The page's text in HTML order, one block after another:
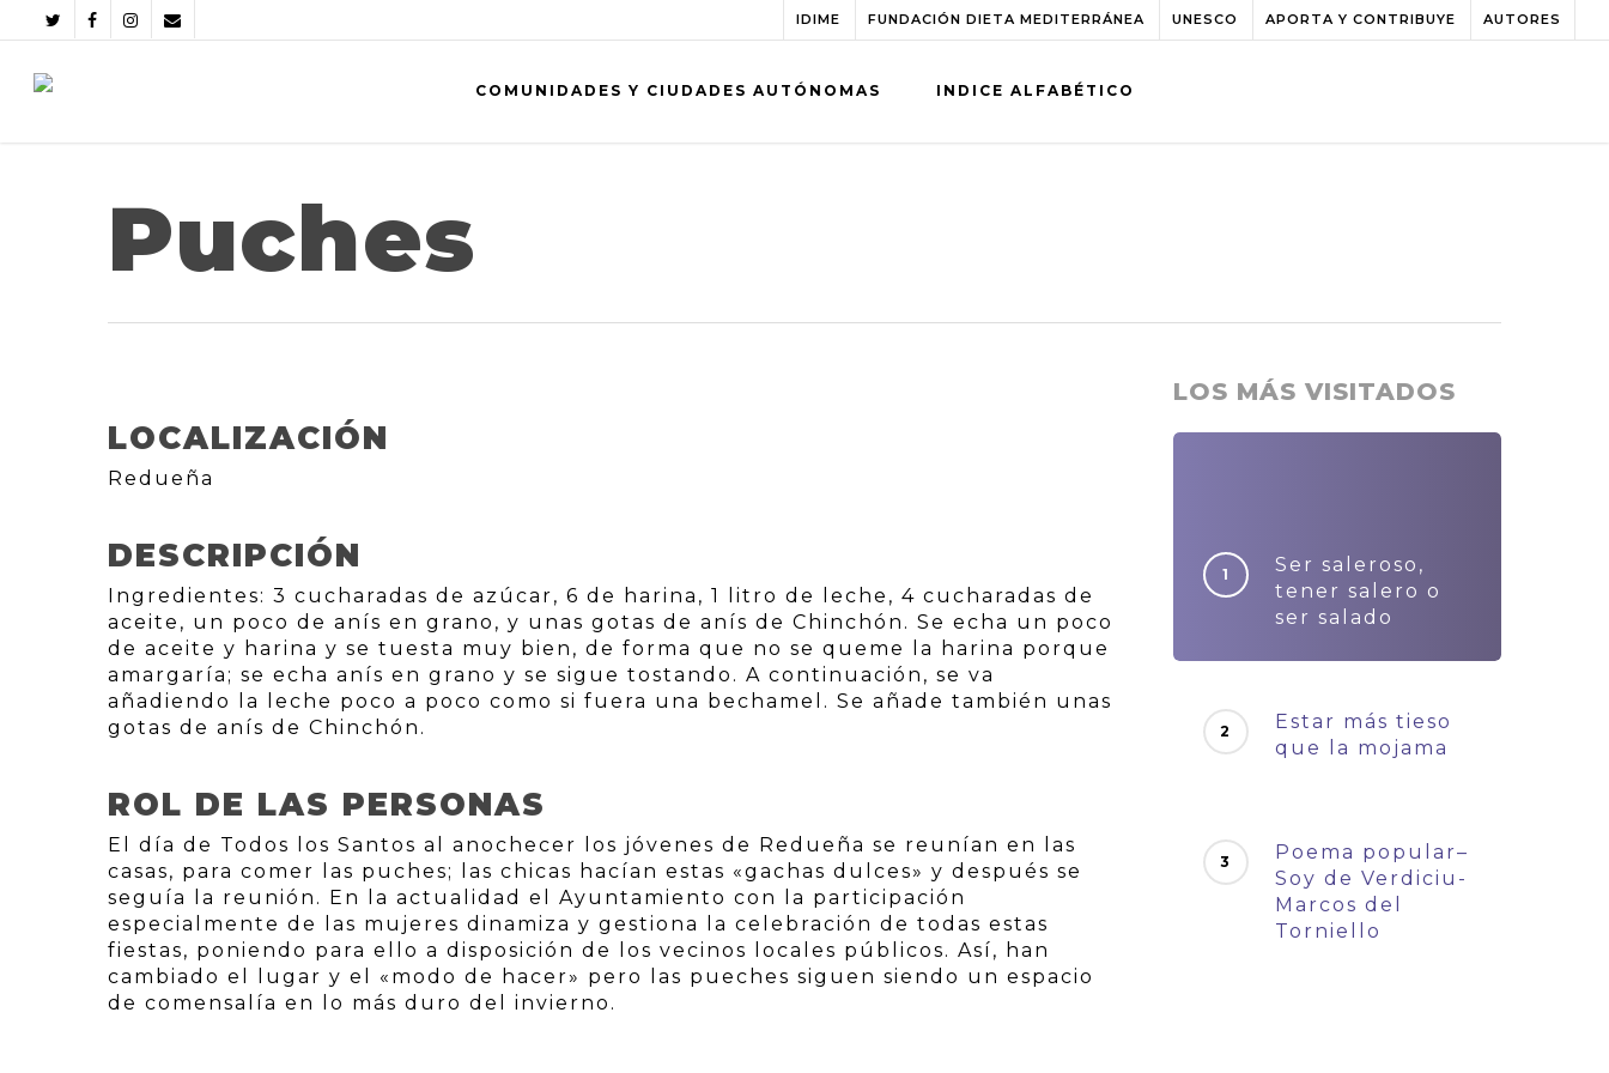
IDIME FUNDACIÓN DIETA MEDITERRÁNEA UNESCO APORTA Y CONTRIBUYE AUTORES
COMUNIDADES Y CIUDADES AUTÓNOMAS INDICE ALFABÉTICO
Puches
LOCALIZACIÓN
Redueña
DESCRIPCIÓN
Ingredientes: 3 cucharadas de azúcar, 6 de harina, 1 litro de leche, 4 cucharadas de
aceite, un poco de anís en grano, y unas gotas de anís de Chinchón. Se echa un poco
de aceite y harina y se tuesta muy bien, de forma que no se queme la harina porque
amargaría; se echa anís en grano y se sigue tostando. A continuación, se va
añadiendo la leche poco a poco como si fuera una bechamel. Se añade también unas
gotas de anís de Chinchón.
ROL DE LAS PERSONAS
El día de Todos los Santos al anochecer los jóvenes de Redueña se reunían en las
casas, para comer las puches; las chicas hacían estas «gachas dulces» y después se
seguía la reunión. En la actualidad el Ayuntamiento con la participación
especialmente de las mujeres dinamiza y gestiona la celebración de todas estas
fiestas, poniendo para ello a disposición de los vecinos locales públicos. Así, han
cambiado el lugar y el «modo de hacer» pero las pueches siguen siendo un espacio
de comensalía en lo más duro del invierno.
LOS MÁS VISITADOS
Ser saleroso,
tener salero o
ser salado
Estar más tieso
que la mojama
Poema popular–
Soy de Verdiciu-
Marcos del
Torniello